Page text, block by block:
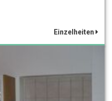
Einzelheiten